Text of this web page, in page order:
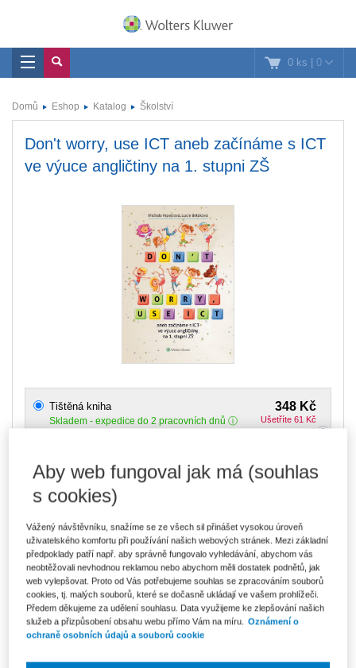
0 ks | 0
Domů Eshop Katalog Školství
Don't worry, use ICT aneb začínáme s ICT
ve výuce angličtiny na 1. stupni ZŠ
348 Kč
Ušetříte 61 Kč
Tištěná kniha
Skladem - expedice do 2 pracovních dnů
296 Kč
E-kniha Smarteca
V prodeji - ihned k dispozici
Co je Smarteca?
496 Kč
Ušetříte 261 Kč
DMOC 757 Kč
Balíček - Tištěná kniha + E-kniha
Smarteca
Skladem - expedice do 2 pracovních dnů
Co je Smarteca?
Upozorňujeme, že v období od 1.8. do 21.8. z technických
důvodů nemůžeme vystavovat daňové doklady. Budou vám
zaslány dodatečně e-mailem.
ks Vložit do košíku
Aby web fungoval jak má (souhlas
s cookies)
Vážený návštěvníku, snažíme se ze všech sil přinášet vysokou úroveň
uživatelského komfortu při používání našich webových stránek. Mezi základní
předpoklady patří např. aby správně fungovalo vyhledávání, abychom vás
neobtěžovali nevhodnou reklamou nebo abychom měli dostatek podnětů, jak
web vylepšovat. Proto od Vás potřebujeme souhlas se zpracováním souborů
cookies, tj. malých souborů, které se dočasně ukládají ve vašem prohlížeči.
Předem děkujeme za udělení souhlasu. Data využijeme ke zlepšování našich
služeb a přizpůsobení obsahu webu přímo Vám na míru.
Oznámení o
ochraně osobních údajů a souborů cookie